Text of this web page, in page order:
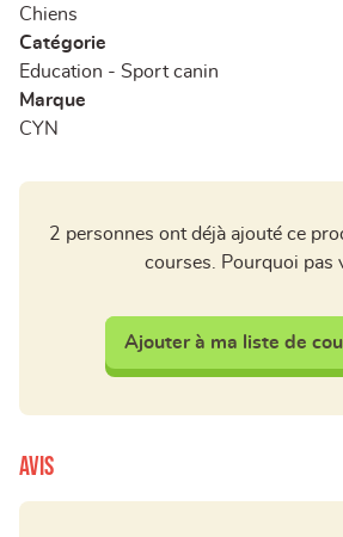
Chiens
Catégorie
Education - Sport canin
Marque
CYN
2 personnes ont déjà ajouté ce
courses. Pourquoi pas
Ajouter à ma liste de
Avis